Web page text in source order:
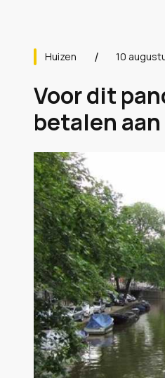
Huizen 10
Voor dit
betalen